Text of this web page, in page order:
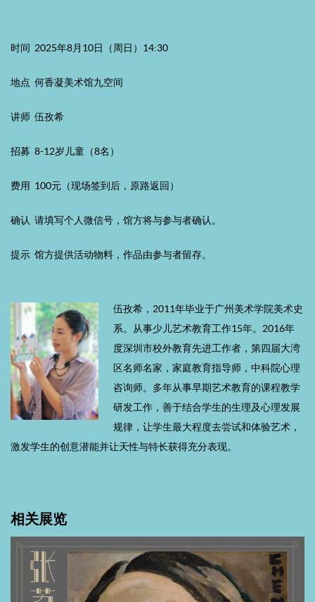
时间 2025年8月10日（周日）14:30
地点 何香凝美术馆九空间
讲师 伍孜希
招募 8-12岁儿童（8名）
费用 100元（现场签到后，原路返回）
确认 请填写个人微信号，馆方将与参与者确认。
提示 馆方提供活动物料，作品由参与者留存。
伍孜希，2011年毕业于广州美术学院美术史
系。从事少儿艺术教育工作15年。2016年
度深圳市校外教育先进工作者，第四届大湾
区名师名家，家庭教育指导师，中科院心理
咨询师。多年从事早期艺术教育的课程教学
研发工作，善于结合学生的生理及心理发展
规律，让学生最大程度去尝试和体验艺术，
激发学生的创意潜能并让天性与特长获得充分表现。
相关展览